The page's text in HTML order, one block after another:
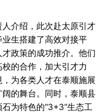
介绍，此次赴太原引才
生搭建了高效对接平
政策的成功推介。他们
的合作，加大引才力
为各类人才在泰顺施展
的舞台。同时，泰顺县
为特色的“3+3”生态工